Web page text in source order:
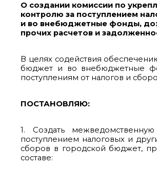
О создании комиссии по
контролю за поступлением
и во внебюджетные фонды,
прочих расчетов и
В целях содействия
бюджет и во внебюджетные
поступлениям от налогов и
ПОСТАНОВЛЯЮ:
1. Создать
поступлением налоговых и
сборов в городской бюджет,
составе: